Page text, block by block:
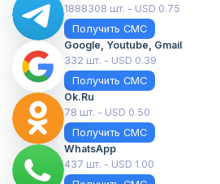
1888308 шт. - USD 0.75
Получить СМС
Google, Youtube, Gmail
332 шт. - USD 0.39
Получить СМС
Ok.ru
78 шт. - USD 0.50
Получить СМС
WhatsApp
437 шт. - USD 1.00